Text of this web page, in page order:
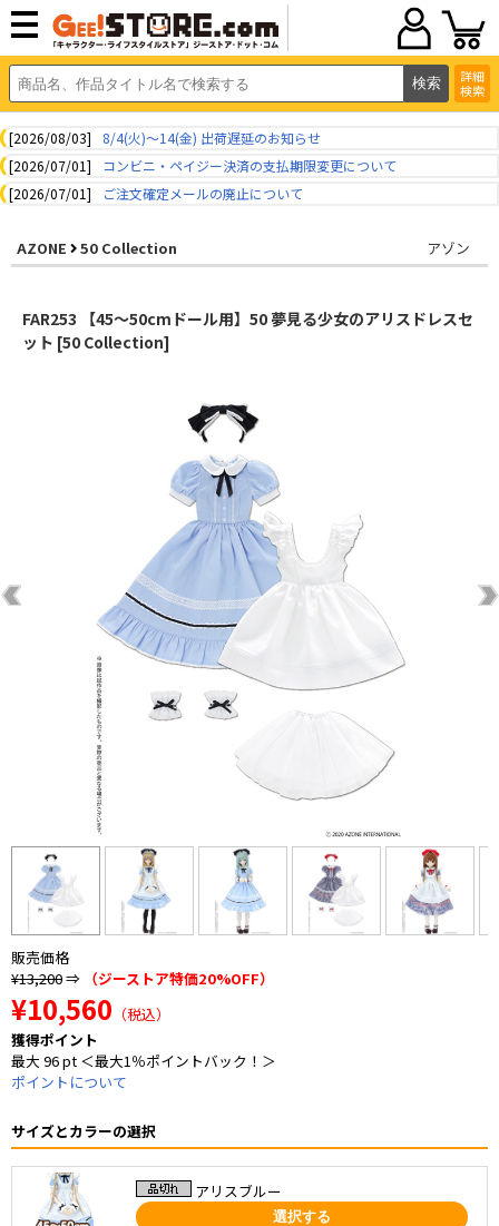
詳細
検索
[2026/08/03]
8/4(火)～14(金) 出荷遅延のお知らせ
[2026/07/01]
コンビニ・ペイジー決済の支払期限変更について
[2026/07/01]
ご注文確定メールの廃止について
AZONE 50 Collection アゾン
FAR253 【45～50cmドール用】50 夢見る少女のアリスドレスセ
ット [50 Collection]
販売価格
¥13,200⇒ （ジーストア特価20%OFF）
¥10,560 （税込）
獲得ポイント
最大 96 pt ＜最大1％ポイントバック！＞
ポイントについて
サイズとカラーの選択
アリスブルー
選択する